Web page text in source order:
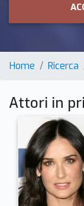
Home Ricerca
Attori in